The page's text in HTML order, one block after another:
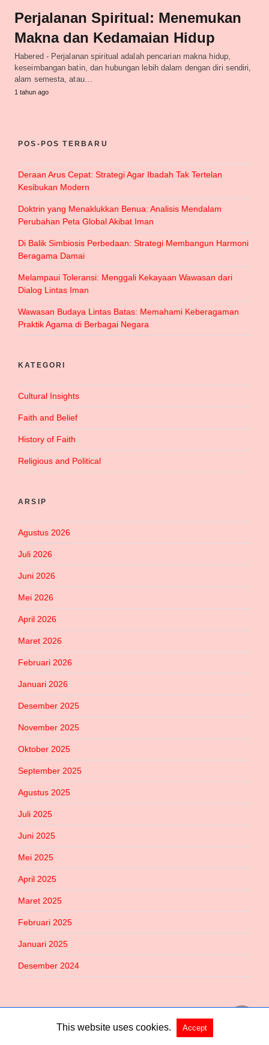
Perjalanan Spiritual: Menemukan
Makna dan Kedamaian Hidup
Habered - Perjalanan spiritual adalah pencarian makna hidup,
keseimbangan batin, dan hubungan lebih dalam dengan diri sendiri,
alam semesta, atau…
1 tahun ago
POS-POS TERBARU
Deraan Arus Cepat: Strategi Agar Ibadah Tak Tertelan
Kesibukan Modern
Doktrin yang Menaklukkan Benua: Analisis Mendalam
Perubahan Peta Global Akibat Iman
Di Balik Simbiosis Perbedaan: Strategi Membangun Harmoni
Beragama Damai
Melampaui Toleransi: Menggali Kekayaan Wawasan dari
Dialog Lintas Iman
Wawasan Budaya Lintas Batas: Memahami Keberagaman
Praktik Agama di Berbagai Negara
KATEGORI
Cultural Insights
Faith and Belief
History of Faith
Religious and Political
ARSIP
Agustus 2026
Juli 2026
Juni 2026
Mei 2026
April 2026
Maret 2026
Februari 2026
Januari 2026
Desember 2025
November 2025
Oktober 2025
September 2025
Agustus 2025
Juli 2025
Juni 2025
Mei 2025
April 2025
Maret 2025
Februari 2025
Januari 2025
Desember 2024
Copyright @ 2026 Habered All Rights Reserved
This website uses cookies. Accept